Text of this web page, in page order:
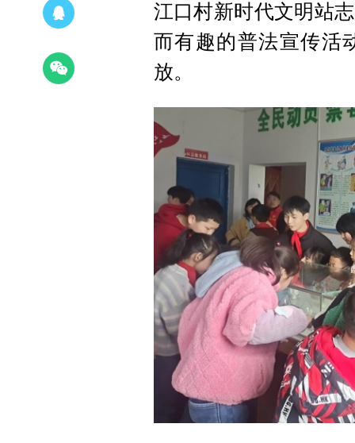
江口村新时代文明站
而有趣的普法宣传活
放。